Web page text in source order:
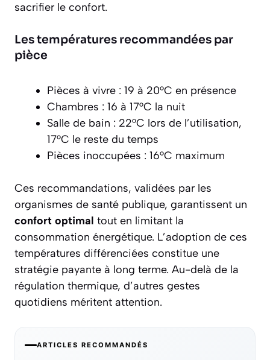
sacrifier le confort.
Les températures recommandées par
pièce
Pièces à vivre : 19 à 20°C en présence
Chambres : 16 à 17°C la nuit
Salle de bain : 22°C lors de l’utilisation,
17°C le reste du temps
Pièces inoccupées : 16°C maximum
Ces recommandations, validées par les
organismes de santé publique, garantissent un
confort optimal tout en limitant la
consommation énergétique. L’adoption de ces
températures différenciées constitue une
stratégie payante à long terme. Au-delà de la
régulation thermique, d’autres gestes
quotidiens méritent attention.
ARTICLES RECOMMANDÉS